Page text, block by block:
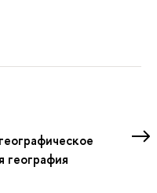
география